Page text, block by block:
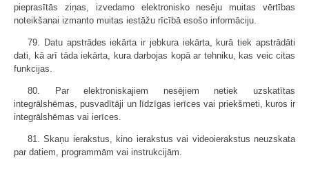
pieprasītās ziņas, izvedamo elektronisko nesēju muitas vērtības
noteikšanai izmanto muitas iestāžu rīcībā esošo informāciju.
79. Datu apstrādes iekārta ir jebkura iekārta, kurā tiek apstrādāti
dati, kā arī tāda iekārta, kura darbojas kopā ar tehniku, kas veic citas
funkcijas.
80. Par elektroniskajiem nesējiem netiek uzskatītas
integrālshēmas, pusvadītāji un līdzīgas ierīces vai priekšmeti, kuros ir
integrālshēmas vai ierīces.
81. Skaņu ierakstus, kino ierakstus vai videoierakstus neuzskata
par datiem, programmām vai instrukcijām.